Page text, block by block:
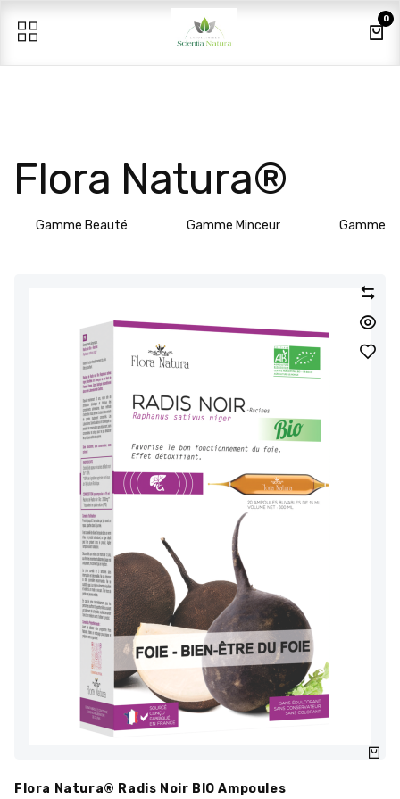
0
Flora Natura®
Gamme Beauté Gamme Minceur Gamme
Flora Natura® Radis Noir BIO Ampoules